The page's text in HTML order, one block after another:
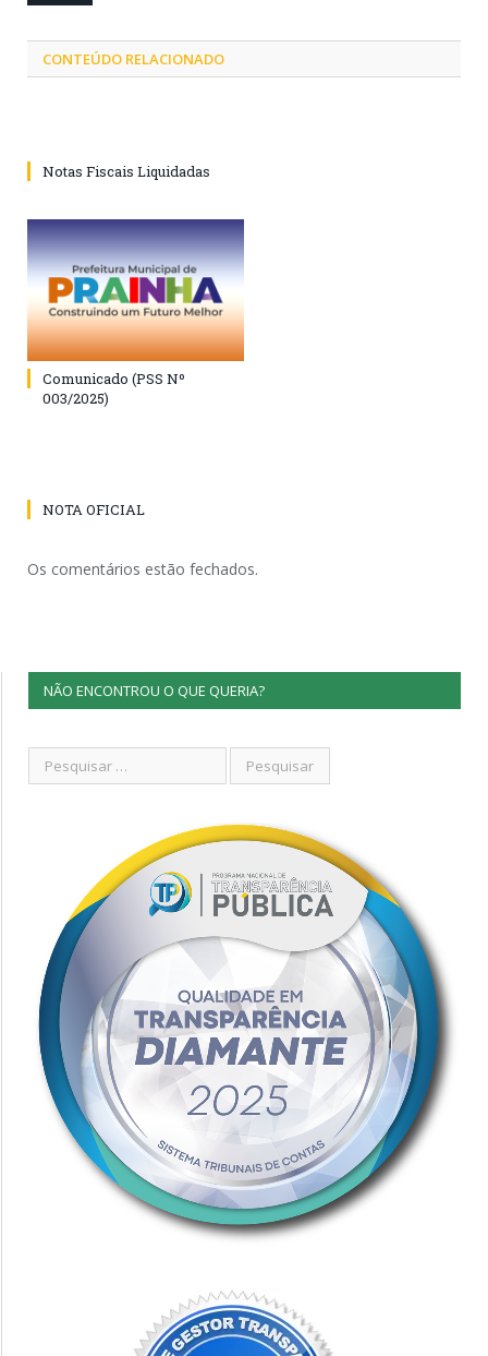
CONTEÚDO RELACIONADO
Notas Fiscais Liquidadas
Comunicado (PSS Nº
003/2025)
NOTA OFICIAL
Os comentários estão fechados.
NÃO ENCONTROU O QUE QUERIA?